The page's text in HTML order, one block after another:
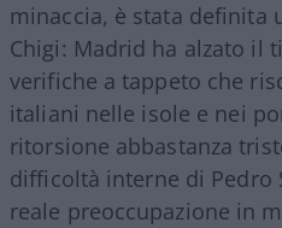
minaccia, è stata definita
Chigi: Madrid ha alzato il
verifiche a tappeto che
italiani nelle isole e nei
ritorsione abbastanza
difficoltà interne di Pedro
reale preoccupazione in